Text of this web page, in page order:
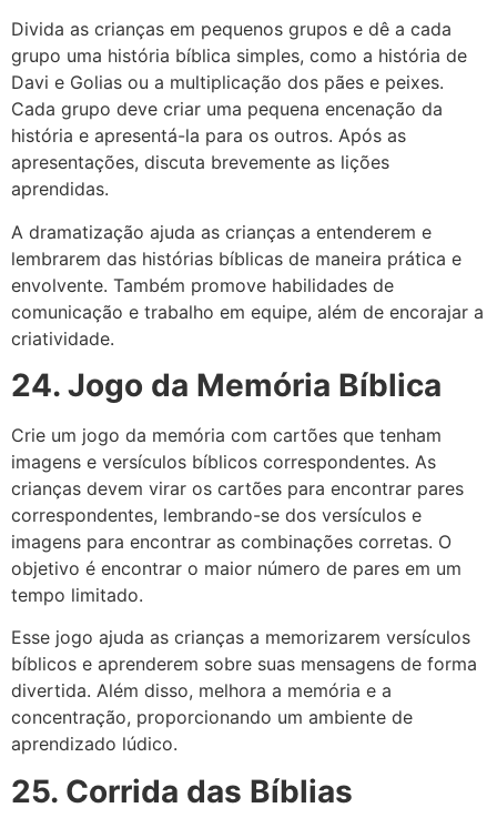
Divida as crianças em pequenos grupos e dê a cada
grupo uma história bíblica simples, como a história de
Davi e Golias ou a multiplicação dos pães e peixes.
Cada grupo deve criar uma pequena encenação da
história e apresentá-la para os outros. Após as
apresentações, discuta brevemente as lições
aprendidas.
A dramatização ajuda as crianças a entenderem e
lembrarem das histórias bíblicas de maneira prática e
envolvente. Também promove habilidades de
comunicação e trabalho em equipe, além de encorajar a
criatividade.
24. Jogo da Memória Bíblica
Crie um jogo da memória com cartões que tenham
imagens e versículos bíblicos correspondentes. As
crianças devem virar os cartões para encontrar pares
correspondentes, lembrando-se dos versículos e
imagens para encontrar as combinações corretas. O
objetivo é encontrar o maior número de pares em um
tempo limitado.
Esse jogo ajuda as crianças a memorizarem versículos
bíblicos e aprenderem sobre suas mensagens de forma
divertida. Além disso, melhora a memória e a
concentração, proporcionando um ambiente de
aprendizado lúdico.
25. Corrida das Bíblias